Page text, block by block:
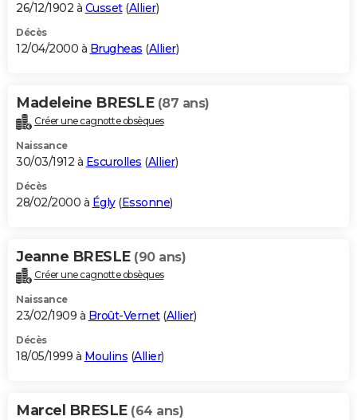
26/12/1902 à Cusset(Allier)
Décès
12/04/2000 à Brugheas (Allier)
Madeleine BRESLE (87 ans)
Créer une cagnotte obsèques
Naissance
30/03/1912 à Escurolles (Allier)
Décès
28/02/2000 à Égly(Essonne)
Jeanne BRESLE (90 ans)
Créer une cagnotte obsèques
Naissance
23/02/1909 à Broût-Vernet(Allier)
Décès
18/05/1999 à Moulins (Allier)
Marcel BRESLE (64 ans)